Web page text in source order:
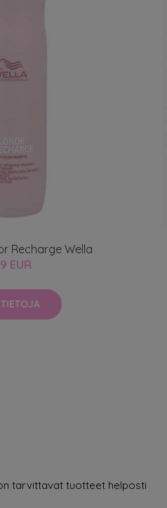
Recharge Wella
EUR
tarvittavat tuotteet helposti